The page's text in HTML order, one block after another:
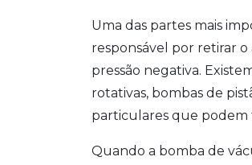
Uma das partes mais
responsável por retirar
pressão negativa.
rotativas, bombas de
particulares que podem
Quando a bomba de